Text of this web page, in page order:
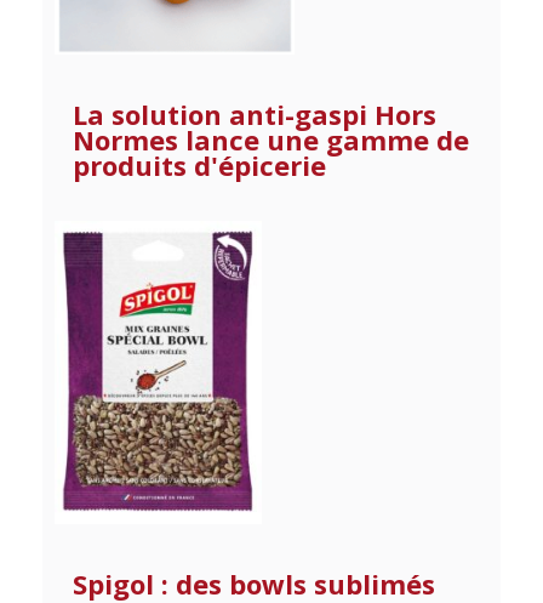
La solution anti-gaspi Hors
Normes lance une gamme de
produits d'épicerie
Spigol : des bowls sublimés